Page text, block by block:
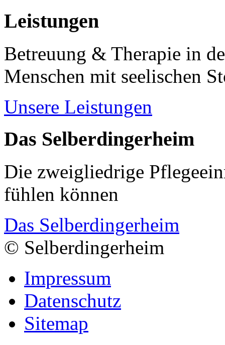
Leistungen
Betreuung & Therapie in
Menschen mit seelischen
Unsere Leistungen
Das Selberdingerheim
Die zweigliedrige
fühlen können
Das Selberdingerheim
© Selberdingerheim
Impressum
Datenschutz
Sitemap